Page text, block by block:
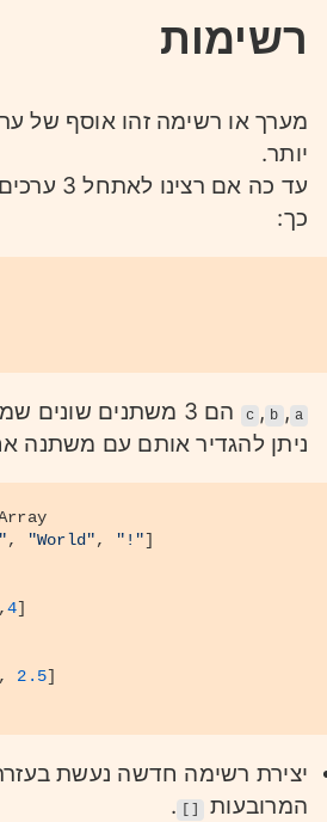
רשימות
יותר.
עד כה אם
כך:
a
,
b
,
c
הם 3 משתנים שונים שמגדירים את הערכים.
ניתן להגדיר אותם עם משתנה
, "World", "!"]
,4]
, 2.5]
יצירת רשימה חדשה נעשת
המרובעות
.